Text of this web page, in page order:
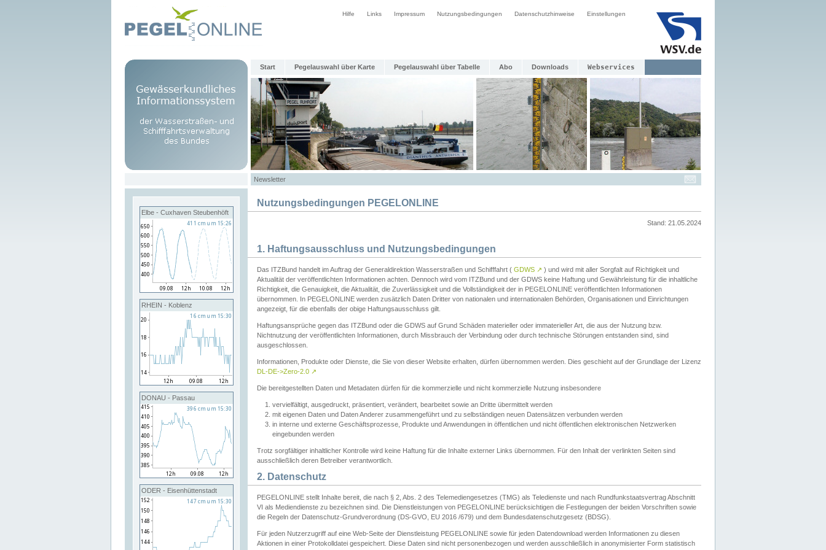
Hilfe Links Impressum Nutzungsbedingungen Datenschutzhinweise Einstellungen
Start Pegelauswahl über Karte Pegelauswahl über Tabelle Abo Downloads Webservices
Newsletter
Elbe - Cuxhaven Steubenhöft
RHEIN - Koblenz
DONAU - Passau
ODER - Eisenhüttenstadt
Nutzungsbedingungen PEGELONLINE
Stand: 21.05.2024
1. Haftungsausschluss und Nutzungsbedingungen
Das ITZBund handelt im Auftrag der Generaldirektion Wasserstraßen und Schifffahrt ( GDWS ↗ ) und wird mit aller Sorgfalt auf Richtigkeit und
Aktualität der veröffentlichten Informationen achten. Dennoch wird vom ITZBund und der GDWS keine Haftung und Gewährleistung für die inhaltliche
Richtigkeit, die Genauigkeit, die Aktualität, die Zuverlässigkeit und die Vollständigkeit der in PEGELONLINE veröffentlichten Informationen
übernommen. In PEGELONLINE werden zusätzlich Daten Dritter von nationalen und internationalen Behörden, Organisationen und Einrichtungen
angezeigt, für die ebenfalls der obige Haftungsausschluss gilt.
Haftungsansprüche gegen das ITZBund oder die GDWS auf Grund Schäden materieller oder immaterieller Art, die aus der Nutzung bzw.
Nichtnutzung der veröffentlichten Informationen, durch Missbrauch der Verbindung oder durch technische Störungen entstanden sind, sind
ausgeschlossen.
Informationen, Produkte oder Dienste, die Sie von dieser Website erhalten, dürfen übernommen werden. Dies geschieht auf der Grundlage der Lizenz
DL-DE->Zero-2.0 ↗
Die bereitgestellten Daten und Metadaten dürfen für die kommerzielle und nicht kommerzielle Nutzung insbesondere
vervielfältigt, ausgedruckt, präsentiert, verändert, bearbeitet sowie an Dritte übermittelt werden
mit eigenen Daten und Daten Anderer zusammengeführt und zu selbständigen neuen Datensätzen verbunden werden
in interne und externe Geschäftsprozesse, Produkte und Anwendungen in öffentlichen und nicht öffentlichen elektronischen Netzwerken
eingebunden werden
Trotz sorgfältiger inhaltlicher Kontrolle wird keine Haftung für die Inhalte externer Links übernommen. Für den Inhalt der verlinkten Seiten sind
ausschließlich deren Betreiber verantwortlich.
2. Datenschutz
PEGELONLINE stellt Inhalte bereit, die nach § 2, Abs. 2 des Telemediengesetzes (TMG) als Teledienste und nach Rundfunkstaatsvertrag Abschnitt
VI als Mediendienste zu bezeichnen sind. Die Dienstleistungen von PEGELONLINE berücksichtigen die Festlegungen der beiden Vorschriften sowie
die Regeln der Datenschutz-Grundverordnung (DS-GVO, EU 2016 /679) und dem Bundesdatenschutzgesetz (BDSG).
Für jeden Nutzerzugriff auf eine Web-Seite der Dienstleistung PEGELONLINE sowie für jeden Datendownload werden Informationen zu diesen
Aktionen in einer Protokolldatei gespeichert. Diese Daten sind nicht personenbezogen und werden ausschließlich in anonymisierter Form statistisch